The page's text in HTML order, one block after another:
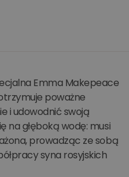
Emma Makepeace
poważne
i udowodnić swoją
na głęboką wodę: musi
prowadząc ze sobą
syna rosyjskich